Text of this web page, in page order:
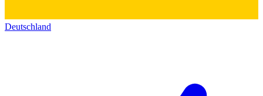
Deutschland